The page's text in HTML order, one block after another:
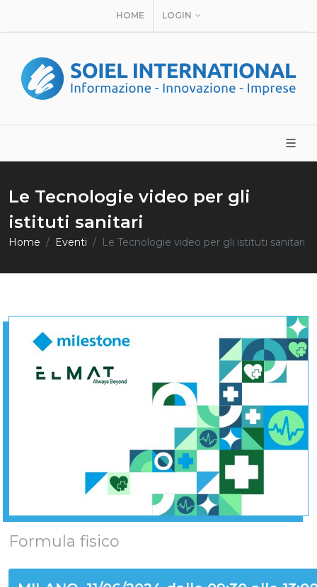
HOME LOGIN
Le Tecnologie video per gli
istituti sanitari
Home Eventi Le Tecnologie video per gli istituti sanitari
Formula fisico